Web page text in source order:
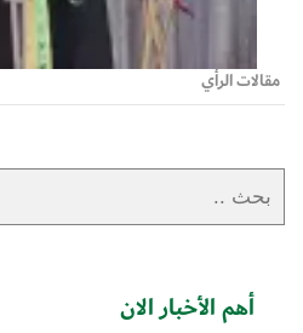
مقالات الرأي
أهم الأخبار الان